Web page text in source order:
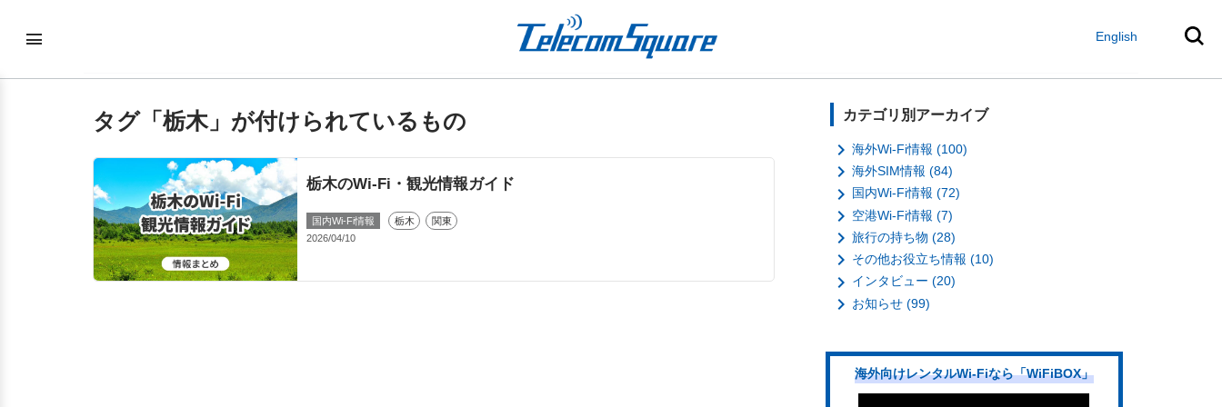
English
タグ「栃木」が付けられているもの
栃木のWi-Fi・観光情報ガイド
国内Wi-Fi情報 栃木
関東
2026/04/10
カテゴリ別アーカイブ
 海外Wi-Fi情報 (100)
 海外SIM情報 (84)
 国内Wi-Fi情報 (72)
 空港Wi-Fi情報 (7)
 旅行の持ち物 (28)
 その他お役立ち情報 (10)
 インタビュー (20)
 お知らせ (99)
海外向けレンタルWi-Fiなら「WiFiBOX」